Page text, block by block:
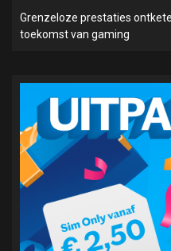
Grenzeloze prestaties
toekomst van gaming